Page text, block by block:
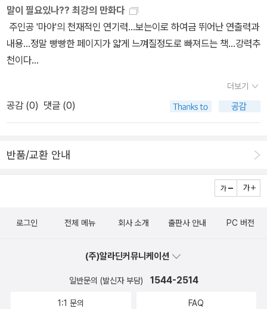
t)를 포맷(format)한 느낌이랄까요. 준비기간을 통해 부작용을 줄이
고 잠시 전원을 꺼두고 나니 리부팅(Re booting)할 수 있어 원하는
습관을 몸에 새길 수 있다는 점이 가장 큰 성과라 생각됩니다. 건강한
습관이 지속가능한 건강을 보장해 주리라 희망해 봅니다. 짧은 기간
다. 평소 커피를 하루에도 몇 잔씩 마셨는데, 못 마시다 보니 금식 초
기 금단 현상이 심했는데, 하루 정도 참고 나니 배가 고파지면서 저절
로 해결되었습니다. 큰 고통은 작은 고통을 잊게 해주나 봅니다. 또
었고, 둘째 날에는 복부(위)에서, 셋째 날에는 허벅지 근육에서 통증
더군요. 통증의 원인은 첫째 날은 금단현상으로, 둘째 날에는 지방 연
간처럼 정기적으로 금식으로 몸을 쉬어가는 것도 의미가 있어 보입니
않을 것이기에 추천 드리기에는 조심스럽습니다. 예를 들어 고혈압이
가는 늘고, 마음의 동요는 줄 것이다. 그러니 매사에 이것을 불필요한
서서히 연기에 눈떠 가면서 학예회에 출연하고 지역 대회에서 우승하
고 전국 대회에 나가고, 다음은 세계로 진출인가? 슬램덩크도 똑같았
지. 2권 초반에서 벌써 전국 대회인데, 14권이면 대체 어디까지 가려
나. 모든 것을 다 갖춘 완벽한 아이가 주인공을 라이벌로 생각하고,
잘 생긴 두 남자로부터 사랑받고, 뭐 전형적인 순정만화네. 아무리 본
인이 원했다지만 때리고 창고에 가둬가면서 연습을 시키다니, 아동
> 4권은 아직 알라딘에 등록되지 않았다. 제 2의 키라 문제는 이상하
의아하다. 노트를 버릴건가. 아, 궁금.만화방에서 나와 헌책방으로 향
했다. 1시간 반동안을 구경하면서도 겨우 두 권 밖에 고르지 못했는
데, 계산할 때 카운터에 지미의 책이 있는 걸 발견했다. 야호. 하지만
고 했는데. 에휴.' 한다. 언제 다 읽어? 몰라.
말이 필요있나?? 최강의 만화다
주인공 '마야'의 천재적인 연기력...보는이로 하여금 뛰어난 연출력과
내용...정말 빵빵한 페이지가 얇게 느껴질정도로 빠져드는 책...강력추
천이다...
더보기
공감 (0) 댓글 (0)
반품/교환 안내
로그인 전체 메뉴 회사 소개 출판사 안내 PC 버전
(주)알라딘커뮤니케이션
일반문의 (발신자 부담) 1544-2514
1:1 문의 FAQ